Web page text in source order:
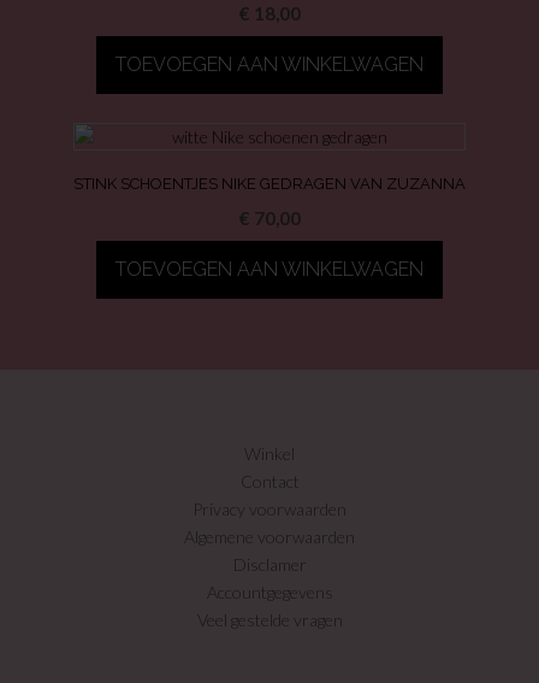
€ 18,00
TOEVOEGEN AAN WINKELWAGEN
STINK SCHOENTJES NIKE GEDRAGEN VAN ZUZANNA
€ 70,00
TOEVOEGEN AAN WINKELWAGEN
Winkel
Contact
Privacy voorwaarden
Algemene voorwaarden
Disclamer
Accountgegevens
Veel gestelde vragen